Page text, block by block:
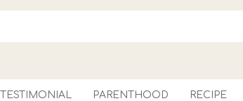
TESTIMONIAL PARENTHOOD RECIPE